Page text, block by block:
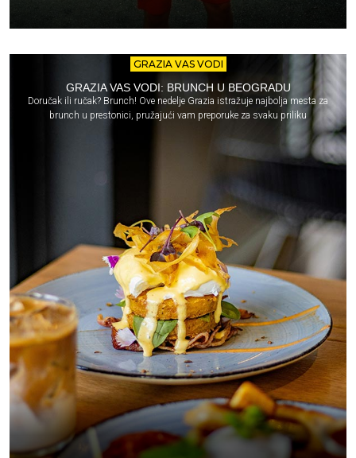
GRAZIA VAS VODI
GRAZIA VAS VODI: BRUNCH U BEOGRADU
Doručak ili ručak? Brunch! Ove nedelje Grazia istražuje najbolja mesta za
brunch u prestonici, pružajući vam preporuke za svaku priliku